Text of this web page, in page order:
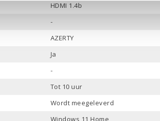
HDMI 1.4b
-
AZERTY
Ja
-
Tot 10 uur
Wordt meegeleverd
Windows 11 Home